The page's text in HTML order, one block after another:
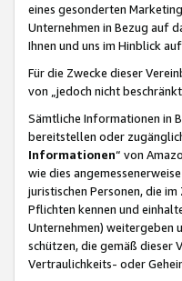
eines gesonderten
Unternehmen in Bezug auf
Ihnen und uns im Hinblick
Für die Zwecke dieser
von „jedoch nicht
Sämtliche Informationen in
bereitstellen oder
Informationen“ von
wie dies
juristischen Personen, die
Pflichten kennen und
Unternehmen) weitergeben
schützen, die gemäß dieser
Vertraulichkeits- oder